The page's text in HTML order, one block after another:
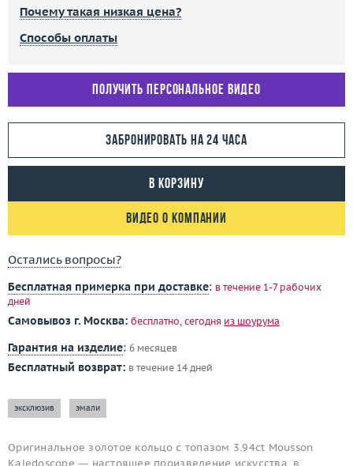
Почему такая низкая цена?
Способы оплаты
Получить персональное видео
Забронировать на 24 часа
В корзину
Видео о компании
Остались вопросы?
Бесплатная примерка при доставке: в течение 1-7 рабочих
дней
Самовывоз г. Москва: бесплатно, сегодня из шоурума
Гарантия на изделие: 6 месяцев
Бесплатный возврат: в течение 14 дней
эксклюзив эмали
Оригинальное золотое кольцо с топазом 3.94ct Mousson